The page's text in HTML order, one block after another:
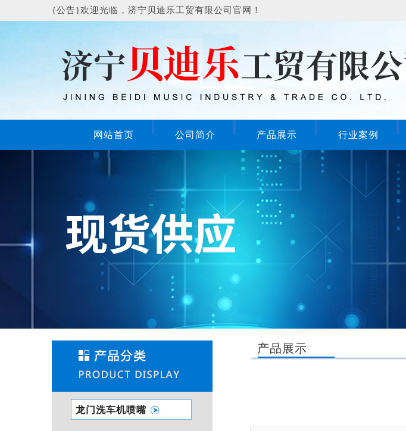
{公告}欢迎光临，济宁贝迪乐工贸有限公司官网！
网站首页 公司简介 产品展示 行业案例
龙门洗车机喷嘴
产品展示